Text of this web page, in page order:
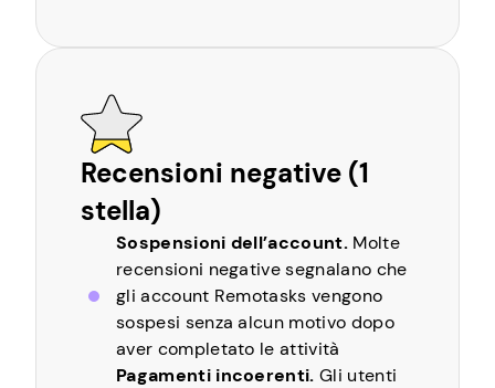
Recensioni negative (1
stella)
Sospensioni dell’account. Molte
recensioni negative segnalano che
gli account Remotasks vengono
sospesi senza alcun motivo dopo
aver completato le attività
Pagamenti incoerenti.Gli utenti